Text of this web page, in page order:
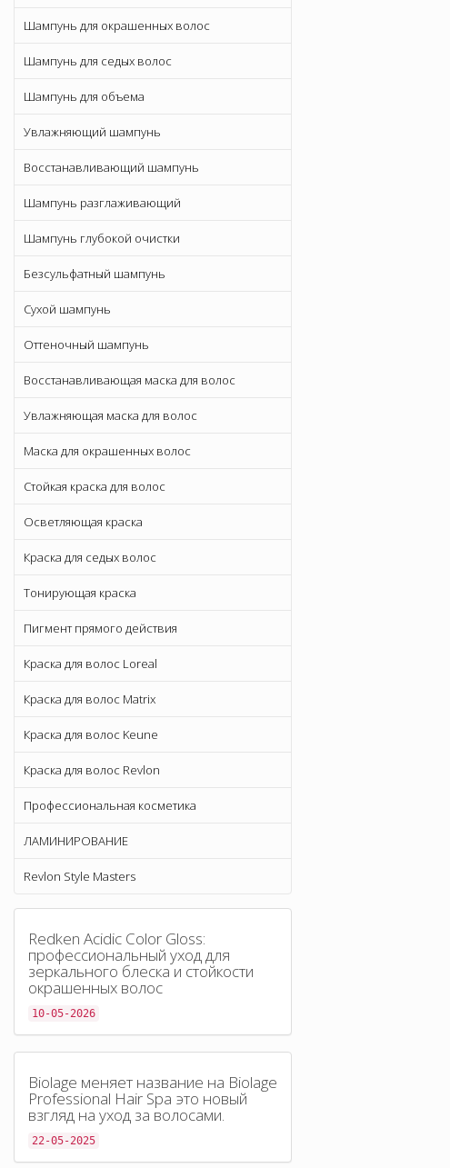
Шампунь для окрашенных волос
Шампунь для седых волос
Шампунь для объема
Увлажняющий шампунь
Восстанавливающий шампунь
Шампунь разглаживающий
Шампунь глубокой очистки
Безсульфатный шампунь
Сухой шампунь
Оттеночный шампунь
Восстанавливающая маска для волос
Увлажняющая маска для волос
Маска для окрашенных волос
Стойкая краска для волос
Осветляющая краска
Краска для седых волос
Тонирующая краска
Пигмент прямого действия
Краска для волос Loreal
Краска для волос Matrix
Краска для волос Keune
Краска для волос Revlon
Профессиональная косметика
ЛАМИНИРОВАНИЕ
Revlon Style Masters
Redken Acidic Color Gloss:
профессиональный уход для
зеркального блеска и стойкости
окрашенных волос
10-05-2026
Biolage меняет название на Biolage
Professional Hair Spa это новый
взгляд на уход за волосами.
22-05-2025